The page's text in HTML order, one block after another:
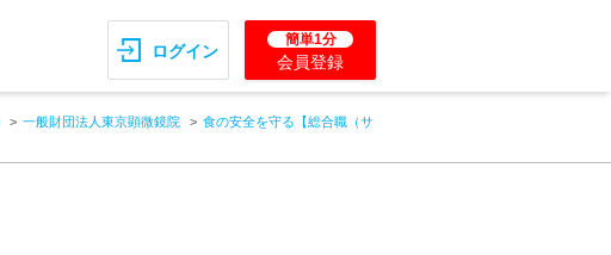
ログイン
簡単1分
会員登録
一般財団法人東京顕微鏡院
食の安全を守る【総合職（サ